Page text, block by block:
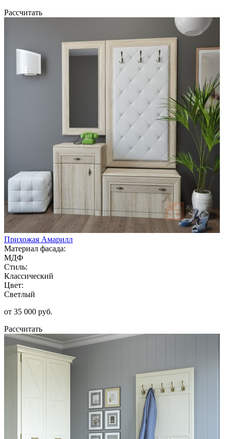
Рассчитать
Прихожая Амарилл
Материал фасада:
МДФ
Стиль:
Классический
Цвет:
Светлый
от 35 000 руб.
Рассчитать